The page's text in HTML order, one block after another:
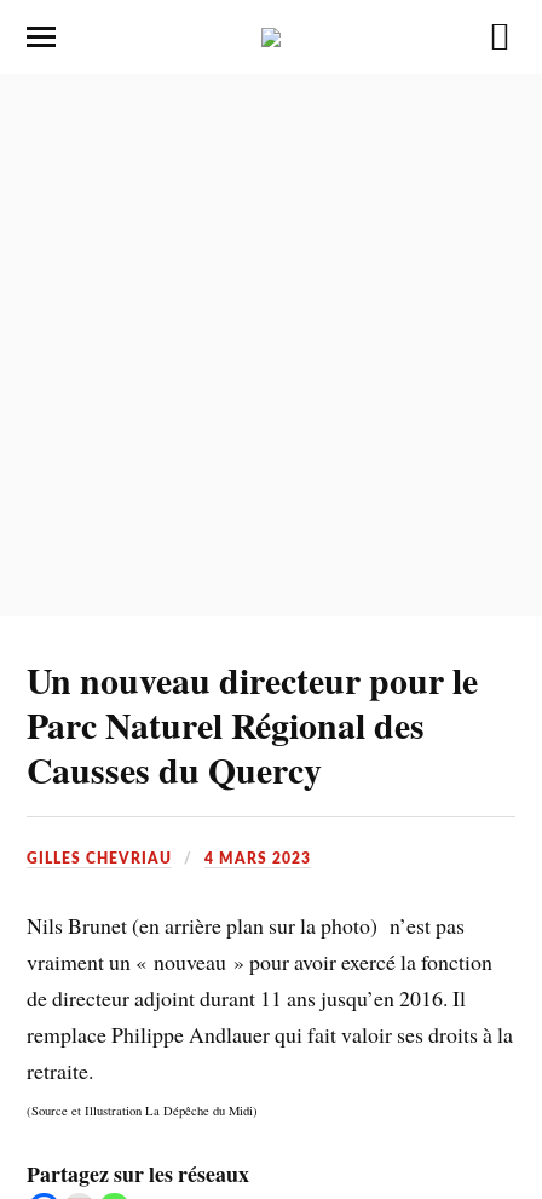
Un nouveau directeur pour le
Parc Naturel Régional des
Causses du Quercy
GILLES CHEVRIAU 4 MARS 2023
Nils Brunet (en arrière plan sur la photo) n’est pas
vraiment un « nouveau » pour avoir exercé la fonction
de directeur adjoint durant 11 ans jusqu’en 2016. Il
remplace Philippe Andlauer qui fait valoir ses droits à la
retraite.
(Source et Illustration La Dépêche du Midi)
Partagez sur les réseaux